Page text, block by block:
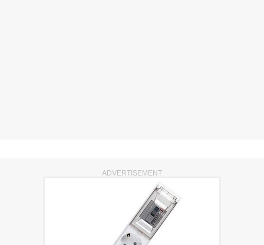
ADVERTISEMENT